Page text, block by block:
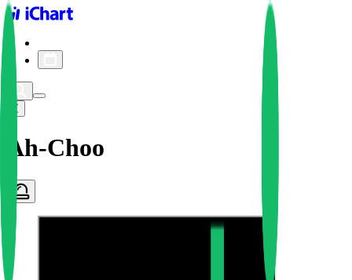
iChart logo
Ah-Choo